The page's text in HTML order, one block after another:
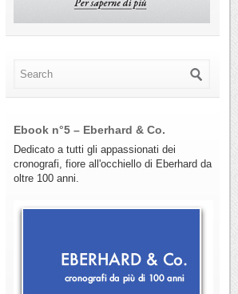
Ebook n°5 – Eberhard & Co.
Dedicato a tutti gli appassionati dei
cronografi, fiore all'occhiello di Eberhard da
oltre 100 anni.